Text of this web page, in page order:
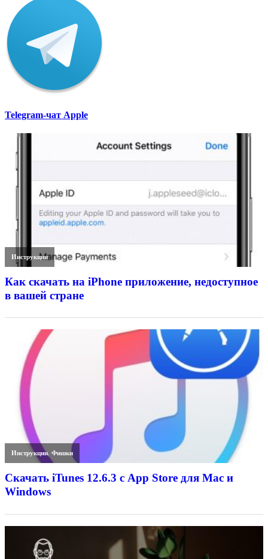
Telegram-чат Apple
Инструкции
Как скачать на iPhone приложение, недоступное
в вашей стране
Инструкции,Фишки
Скачать iTunes 12.6.3 с App Store для Mac и
Windows